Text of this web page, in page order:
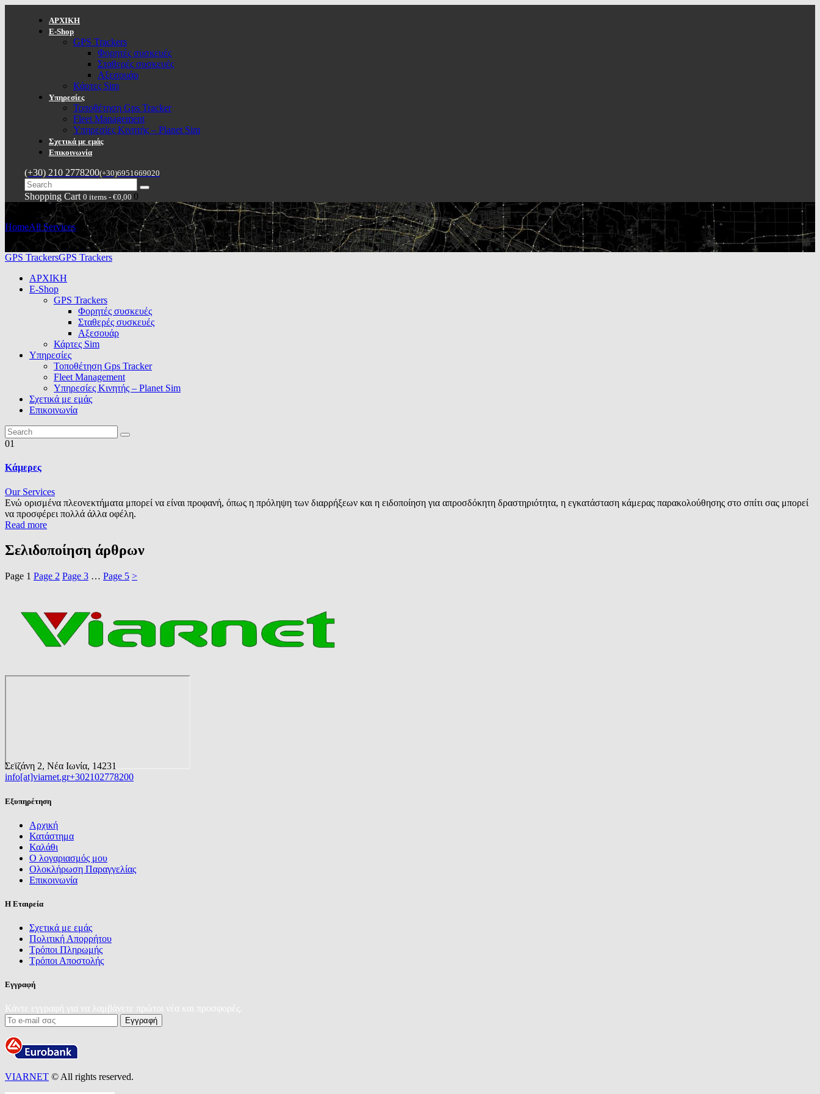
ΑΡΧΙΚΗ
E-Shop
GPS Trackers
Φορητές συσκευές
Σταθερές συσκευές
Αξεσουάρ
Κάρτες Sim
Υπηρεσίες
Τοποθέτηση Gps Tracker
Fleet Management
Υπηρεσίες Κινητής – Planet Sim
Σχετικά με εμάς
Επικοινωνία
(+30) 210 2778200(+30)6951669020
Shopping Cart 0 items - €0,00 0
HomeAll Services Our Services
GPS TrackersGPS Trackers
ΑΡΧΙΚΗ
E-Shop
GPS Trackers
Φορητές συσκευές
Σταθερές συσκευές
Αξεσουάρ
Κάρτες Sim
Υπηρεσίες
Τοποθέτηση Gps Tracker
Fleet Management
Υπηρεσίες Κινητής – Planet Sim
Σχετικά με εμάς
Επικοινωνία
01
Κάμερες
Our Services
Ενώ ορισμένα πλεονεκτήματα μπορεί να είναι προφανή, όπως η πρόληψη των διαρρήξεων και η ειδοποίηση για απροσδόκητη δραστηριότητα, η εγκατάσταση κάμερας παρακολούθησης στο σπίτι σας μπορεί
να προσφέρει πολλά άλλα οφέλη.
Read more
Σελιδοποίηση άρθρων
Page 1 Page 2 Page 3 … Page 5 >
Σεϊζάνη 2, Νέα Ιωνία, 14231
info[at]viarnet.gr+302102778200
Εξυπηρέτηση
Αρχική
Κατάστημα
Καλάθι
Ο λογαριασμός μου
Ολοκλήρωση Παραγγελίας
Επικοινωνία
Η Εταιρεία
Σχετικά με εμάς
Πολιτική Απορρήτου
Τρόποι Πληρωμής
Τρόποι Αποστολής
Εγγραφή
Κάντε εγγραφή για να λαμβάνετε πρώτοι νέα και προσφορές.
VIARNET © All rights reserved.